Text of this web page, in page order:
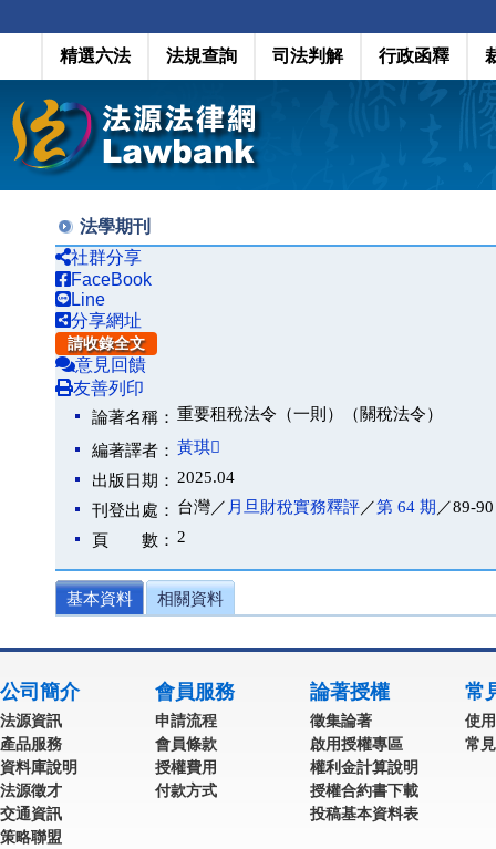
精選六法 法規查詢 司法判解 行政函釋
法學期刊
社群分享
FaceBook
Line
分享網址
請收錄全文
意見回饋
友善列印
論著名稱： 重要租稅法令（一則）（關稅法令）
編著譯者： 黃琪
出版日期： 2025.04
刊登出處： 台灣／ 月旦財稅實務釋評／第 64 期 ／89-
頁 數： 2
基本資料 相關資料
公司簡介
法源資訊
產品服務
資料庫說明
法源徵才
交通資訊
策略聯盟
會員服務
申請流程
會員條款
授權費用
付款方式
論著授權
徵集論著
啟用授權專區
權利金計算說明
授權合約書下載
投稿基本資料表
常
使
常